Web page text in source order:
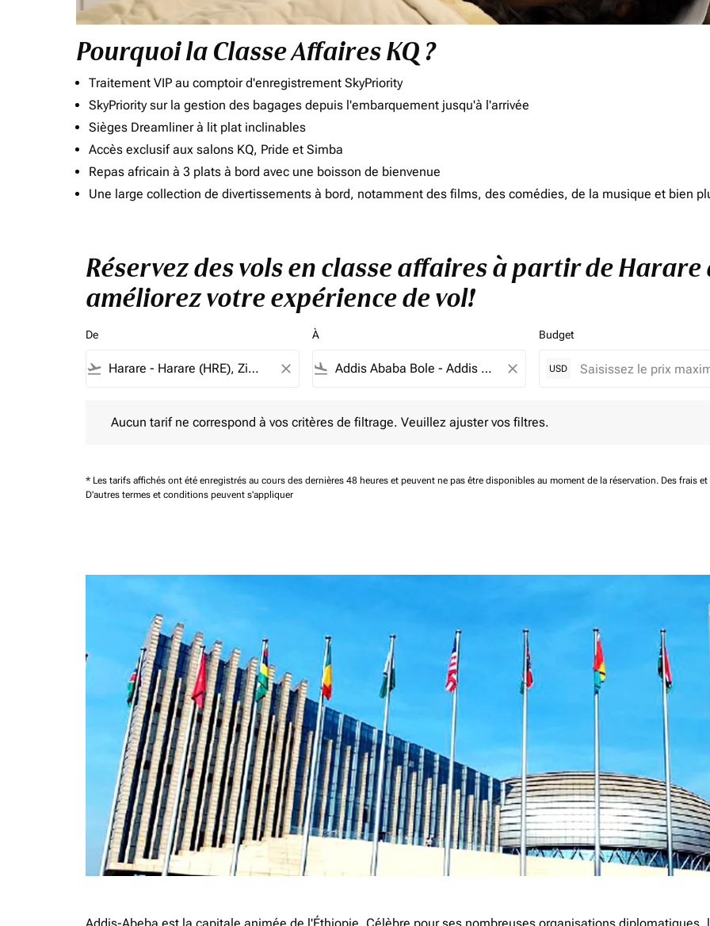
Pourquoi la Classe Affaires KQ ?
Traitement VIP au comptoir d'enregistrement SkyPriority
SkyPriority sur la gestion des bagages depuis l'embarquement jusqu'à l'arrivée
Sièges Dreamliner à lit plat inclinables
Accès exclusif aux salons KQ, Pride et Simba
Repas africain à 3 plats à bord avec une boisson de bienvenue
Une large collection de divertissements à bord, notamment des films, des comédies, de la musique et bien
Réservez des vols en classe affaires à partir de
améliorez votre expérience de vol!
De
flight_takeoff close
À
flight_land close
Budget
USD
Aucun tarif ne correspond à vos critères de filtrage. Veuillez ajuster vos filtres.
* Les tarifs affichés ont été enregistrés au cours des dernières 48 heures et peuvent ne pas être disponibles au moment de la réservation. Des frais
D'autres termes et conditions peuvent s'appliquer